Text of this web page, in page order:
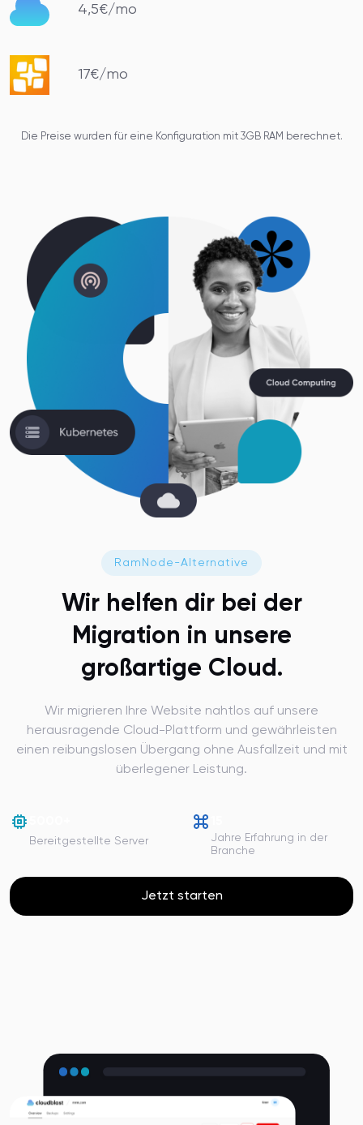
4,5€/mo
17€/mo
Die Preise wurden für eine Konfiguration mit 3GB RAM berechnet.
RamNode-Alternative
Wir helfen dir bei der
Migration in unsere
großartige Cloud.
Wir migrieren Ihre Website nahtlos auf unsere
herausragende Cloud-Plattform und gewährleisten
einen reibungslosen Übergang ohne Ausfallzeit und mit
überlegener Leistung.
Bereitgestellte Server
Jahre Erfahrung in der
Branche
Jetzt starten